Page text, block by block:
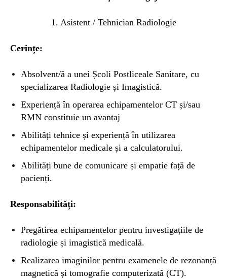
1. Asistent / Tehnician Radiologie
Cerințe:
Absolvent/ă a unei Școli Postliceale Sanitare, cu
specializarea Radiologie și Imagistică.
Experiență în operarea echipamentelor CT și/sau
RMN constituie un avantaj
Abilități tehnice și experiență în utilizarea
echipamentelor medicale și a calculatorului.
Abilități bune de comunicare și empatie față de
pacienți.
Responsabilități:
Pregătirea echipamentelor pentru investigațiile de
radiologie și imagistică medicală.
Realizarea imaginilor pentru examenele de rezonanță
magnetică și tomografie computerizată (CT).